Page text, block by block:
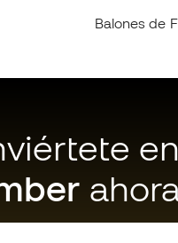
Balones de
en